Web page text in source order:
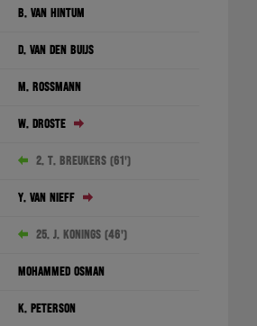
B. van Hintum
D. Van den Buijs
M. Rossmann
W. Droste
2. T. Breukers (61')
Y. van Nieff
25. J. Konings (46')
Mohammed Osman
K. Peterson